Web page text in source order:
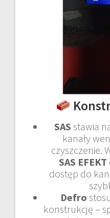
SAS stawia
kanały
czyszczenie.
SAS EFEKT
dostęp do
Defro
konstrukcję –